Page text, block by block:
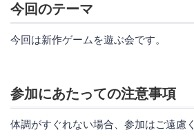
今回のテーマ
今回は新作ゲームを遊ぶ会です。
参加にあたっての注意事項
体調がすぐれない場合、参加はご遠慮